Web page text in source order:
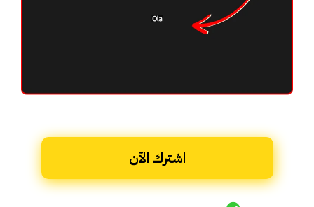
اشترك الآن